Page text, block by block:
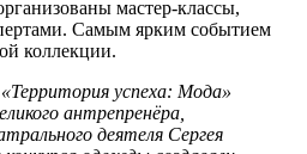
мастер-классы,
Самым ярким событием
коллекции.
успеха: Мода»
антрепренёра,
деятеля Сергея